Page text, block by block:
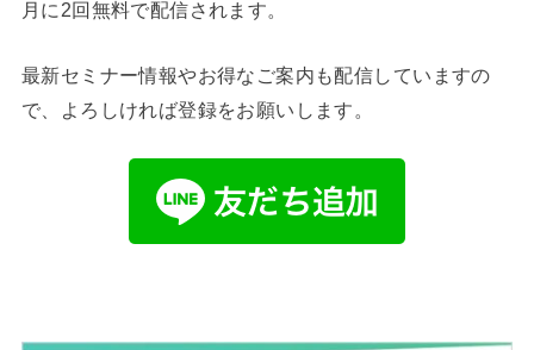
月に2回無料で配信されます。
最新セミナー情報やお得なご案内も配信していますの
で、よろしければ登録をお願いします。